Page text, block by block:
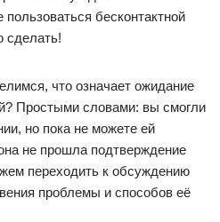
бесконтактной
сделать!
что означает ожидание
Простыми словами: вы смогли
но пока не можете ей
не прошла подтверждение
переходить к обсуждению
проблемы и способов её